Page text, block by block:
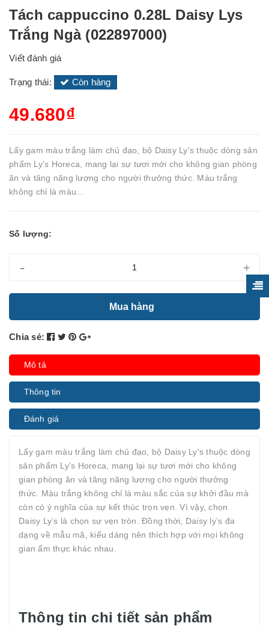
Tách cappuccino 0.28L Daisy Lys
Trắng Ngà (022897000)
Viết đánh giá
Trạng thái: Còn hàng
49.680₫
Lấy gam màu trắng làm chủ đạo, bộ Daisy Ly's thuộc dòng sản
phẩm Ly's Horeca, mang lại sự tươi mới cho không gian phòng
ăn và tăng năng lượng cho người thưởng thức. Màu trắng
không chỉ là màu...
Số lượng:
- +
Mua hàng
Chia sẻ:
Mô tả
Thông tin
Đánh giá
Lấy gam màu trắng làm chủ đạo, bộ Daisy Ly's thuộc dòng
sản phẩm Ly's Horeca, mang lại sự tươi mới cho không
gian phòng ăn và tăng năng lượng cho người thưởng
thức. Màu trắng không chỉ là màu sắc của sự khởi đầu mà
còn có ý nghĩa của sự kết thúc trọn vẹn. Vì vậy, chọn
Daisy Ly’s là chọn sự vẹn tròn. Đồng thời, Daisy ly’s đa
dạng về mẫu mã, kiểu dáng nên thích hợp với mọi không
gian ẩm thực khác nhau.
Thông tin chi tiết sản phẩm